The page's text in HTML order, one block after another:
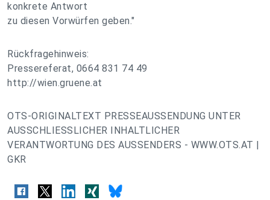
konkrete Antwort
zu diesen Vorwürfen geben."
Rückfragehinweis:
Pressereferat, 0664 831 74 49
http://wien.gruene.at
OTS-ORIGINALTEXT PRESSEAUSSENDUNG UNTER
AUSSCHLIESSLICHER INHALTLICHER
VERANTWORTUNG DES AUSSENDERS - WWW.OTS.AT |
GKR